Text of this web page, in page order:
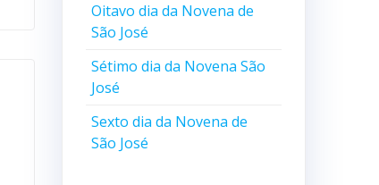
Oitavo dia da Novena de
São José
Sétimo dia da Novena São
José
Sexto dia da Novena de
São José